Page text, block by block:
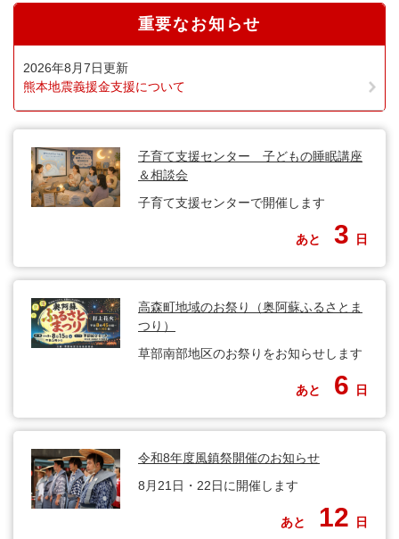
重要なお知らせ
2026年8月7日更新
熊本地震義援金支援について
子育て支援センター 子どもの睡眠講座
＆相談会
子育て支援センターで開催します
あと 3 日
高森町地域のお祭り（奥阿蘇ふるさとま
つり）
草部南部地区のお祭りをお知らせします
あと 6 日
令和8年度風鎮祭開催のお知らせ
8月21日・22日に開催します
あと 12 日